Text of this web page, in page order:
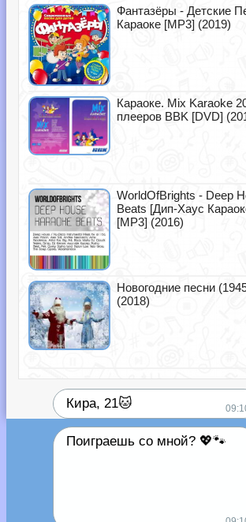
Фантазёры - Детские
Караоке [MP3] (2019)
Караоке. Mix Karaoke
плееров BBK [DVD]
WorldOfBrights - Deep
Beats [Дип-Хаус
[MP3] (2016)
Новогодние песни
(2018)
Кира, 21🐱
Поиграешь со мной? 💖🐾